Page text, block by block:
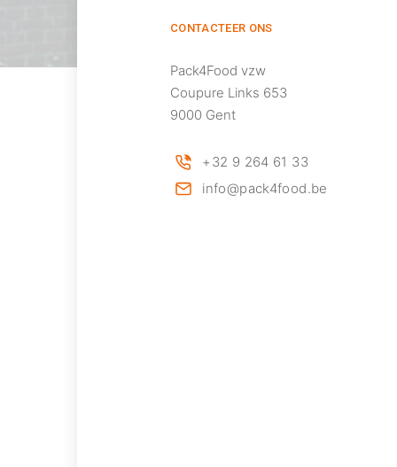
CONTACTEER ONS
Pack4Food vzw
Coupure Links 653
9000 Gent
+32 9 264 61 33
info@pack4food.be